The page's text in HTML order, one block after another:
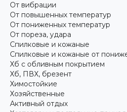
От вибрации
От повышенных температур
От пониженных температур
От пореза, удара
Спилковые и кожаные
Спилковые и кожаные от
Хб с обливным покрытием
Хб, ПВХ, брезент
Химостойкие
Хозяйственные
Активный отдых